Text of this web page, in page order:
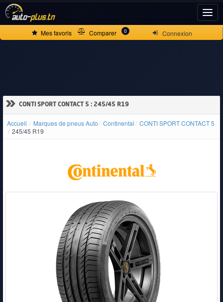
Connexion
Mes favoris Comparer 0
» CONTI SPORT CONTACT 5 : 245/45 R19
Accueil Marques de pneus Auto Continental
CONTI SPORT CONTACT 5
245/45 R19
ACCUEIL
NEUVES